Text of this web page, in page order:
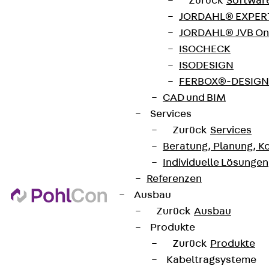
JORDAHL®
JORDAHL® JVB
ISOCHECK
ISODESIGN
FERBOX®-
CAD und BIM
Services
Zurück Services
Beratung, Planung,
Individuelle Lösungen
Referenzen
Ausbau
Zurück Ausbau
Produkte
Zurück Produkte
Kabeltragsysteme